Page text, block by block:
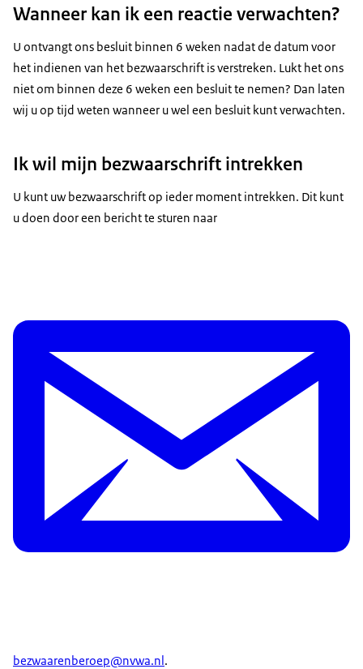
Wanneer kan ik een reactie verwachten?
U ontvangt ons besluit binnen 6 weken nadat de datum voor
het indienen van het bezwaarschrift is verstreken. Lukt het ons
niet om binnen deze 6 weken een besluit te nemen? Dan laten
wij u op tijd weten wanneer u wel een besluit kunt verwachten.
Ik wil mijn bezwaarschrift intrekken
U kunt uw bezwaarschrift op ieder moment intrekken. Dit kunt
u doen door een bericht te sturen naar
bezwaarenberoep@nvwa.nl.